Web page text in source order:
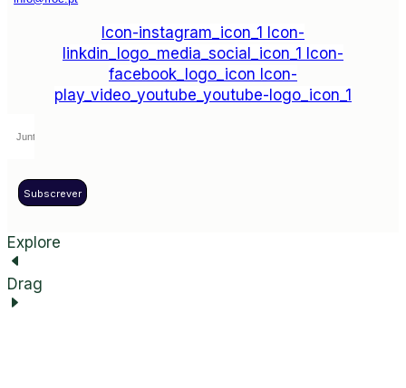
Icon-instagram_icon_1 Icon-
linkdin_logo_media_social_icon_1 Icon-
facebook_logo_icon Icon-
play_video_youtube_youtube-logo_icon_1
Subscrever
Explore
Drag